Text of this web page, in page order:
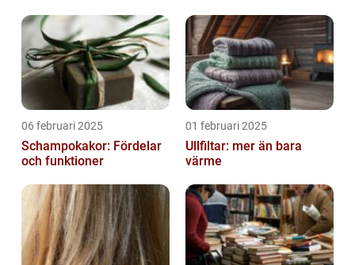
06 februari 2025
Schampokakor: Fördelar
och funktioner
01 februari 2025
Ullfiltar: mer än bara
värme